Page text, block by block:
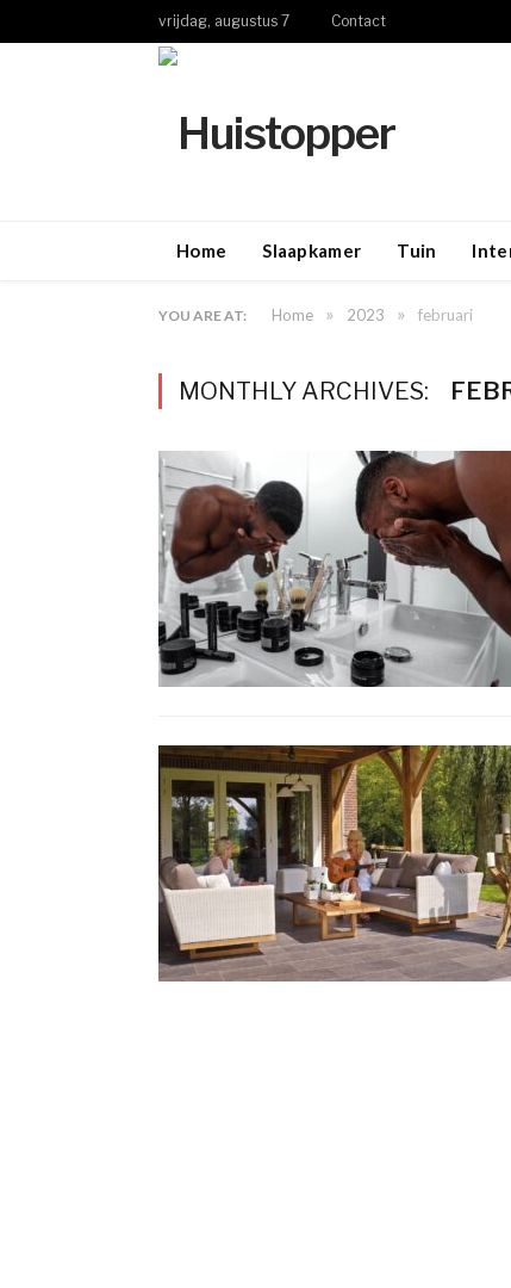
vrijdag, augustus 7 Contact
Home Slaapkamer Tuin
YOU ARE AT: Home » 2023 » februari
MONTHLY ARCHIVES: